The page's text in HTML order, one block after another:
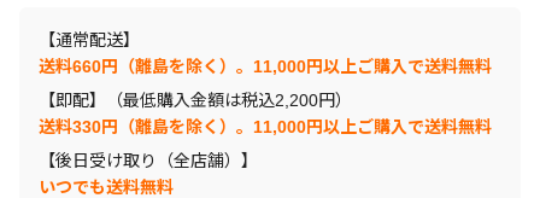
【通常配送】
送料660円（離島を除く）。11,000円以上ご購入で送料無料
【即配】（最低購入金額は税込2,200円）
送料330円（離島を除く）。11,000円以上ご購入で送料無料
【後日受け取り（全店舗）】
いつでも送料無料